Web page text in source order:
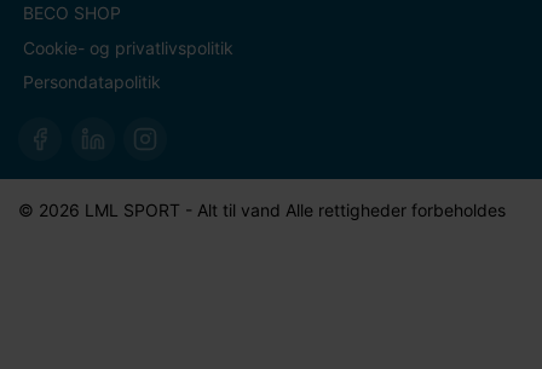
BECO SHOP
Cookie- og privatlivspolitik
Persondatapolitik
© 2026 LML SPORT - Alt til vand Alle rettigheder forbeholdes